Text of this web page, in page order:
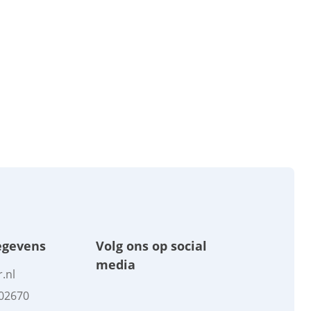
Volg ons op social
media